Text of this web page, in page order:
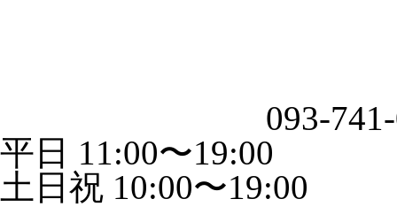
093-
平日 11:00〜19:00
土日祝 10:00〜19:00